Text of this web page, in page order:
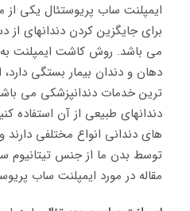
ایمپلنت ساب پریوستئال یکی از
برای جایگزین کردن دندانهای از
می باشد. روش کاشت ایمپلنت
دهان و دندان بیمار بستگی
ترین خدمات دندانپزشکی می
دندانهای طبیعی از آن استفاده
های دندانی انواع مختلفی
توسط بدن ما از جنس تیتانیوم
مقاله در مورد ایمپلنت ساب